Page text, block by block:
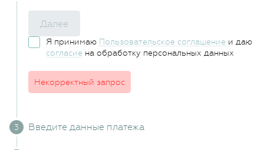
Далее
Я принимаю Пользовательское соглашение и даю
согласие на обработку персональных данных
Некорректный запрос
Введите данные платежа